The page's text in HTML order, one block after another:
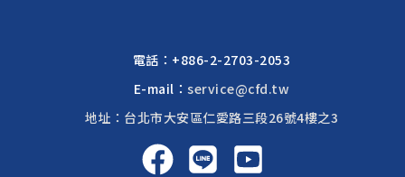
電話： +886-2-2703-2053
E-mail：service@cfd.tw
地址：台北市大安區仁愛路三段26號4樓之3